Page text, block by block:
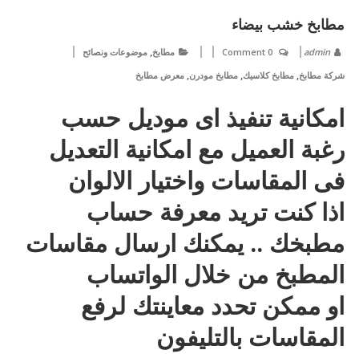
مطابخ خشب بيضاء
admin
0 Comment مطابخ, موضوعات ونصائح
شركة مطابخ, مطابخ كلاسيك, مطابخ مودرن, معرض مطابخ
امكانية تنفيذ اى موديل حسب
رغبة العميل مع امكانية التعديل
فى المقاسات واختيار الالوان
اذا كنت تريد معرفة حساب
مطبخك .. يمكنك ارسال مقاسات
المطبخ من خلال الواتساب
او ممكن تحدد معاينتك لرفع
المقاسات بالتليفون